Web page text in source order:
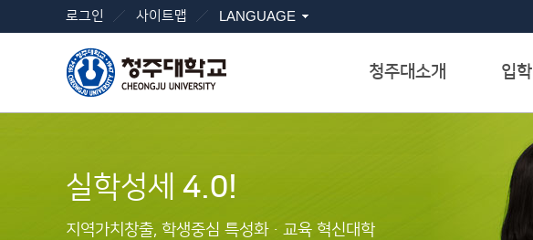
로그인 사이트맵 LANGUAGE
청주대소개 입
실학성세 4.0!
지역가치창출, 학생중심 특성화ㆍ교육 혁신대학